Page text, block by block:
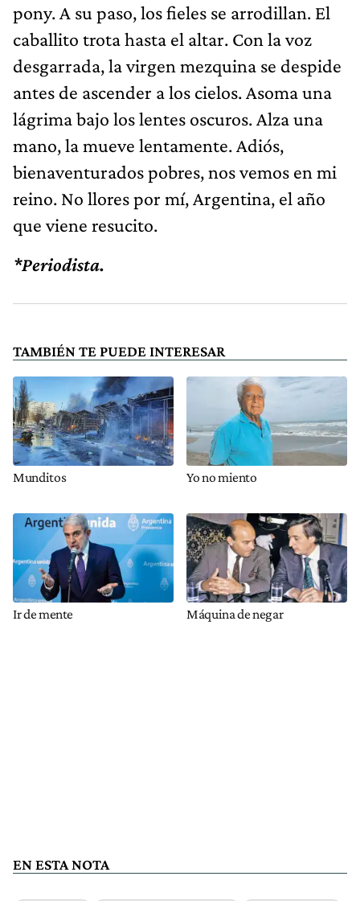
pony. A su paso, los fieles se arrodillan. El
caballito trota hasta el altar. Con la voz
desgarrada, la virgen mezquina se despide
antes de ascender a los cielos. Asoma una
lágrima bajo los lentes oscuros. Alza una
mano, la mueve lentamente. Adiós,
bienaventurados pobres, nos vemos en mi
reino. No llores por mí, Argentina, el año
que viene resucito.
*Periodista.
TAMBIÉN TE PUEDE INTERESAR
Munditos Yo no miento
Ir de mente Máquina de negar
EN ESTA NOTA